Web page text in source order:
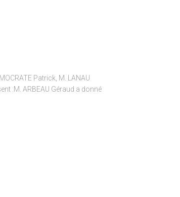
Patrick, M. LANAU
:M. ARBEAU Géraud a donné